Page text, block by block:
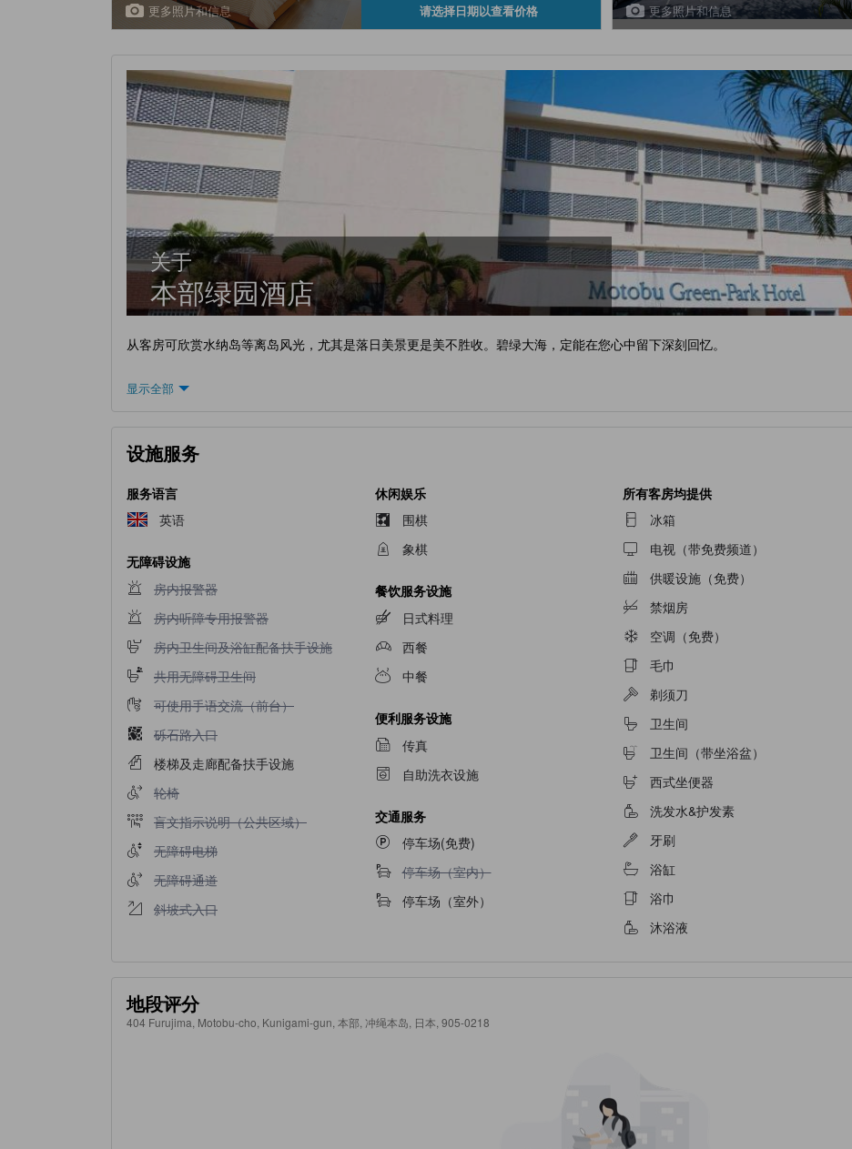
更多照片和信息 请选择日期以查看价格 更多照片和信息
关于
本部绿园酒店
从客房可欣赏水纳岛等离岛风光，尤其是落日美景更是美不胜收。碧绿大海，定能在您心中留下深刻回忆。
显示全部
设施服务
服务语言
英语
无障碍设施
不提供房内报警器
房内报警器
不提供房内听障专用报警器
房内听障专用报警器
不提供房内卫生间及浴缸配备扶手设施
房内卫生间及浴缸配备扶手设施
不提供共用无障碍卫生间
共用无障碍卫生间
不提供可使用手语交流（前台）
可使用手语交流（前台）
不提供砾石路入口
砾石路入口
楼梯及走廊配备扶手设施
不提供轮椅
轮椅
不提供盲文指示说明（公共区域）
盲文指示说明（公共区域）
不提供无障碍电梯
无障碍电梯
不提供无障碍通道
无障碍通道
不提供斜坡式入口
斜坡式入口
休闲娱乐
围棋
象棋
餐饮服务设施
日式料理
西餐
中餐
便利服务设施
传真
自助洗衣设施
交通服务
停车场(免费)
不提供停车场（室内）
停车场（室内）
停车场（室外）
所有客房均提供
冰箱
电视（带免费频道）
供暖设施（免费）
禁烟房
空调（免费）
毛巾
剃须刀
卫生间
卫生间（带坐浴盆）
西式坐便器
洗发水&护发素
牙刷
浴缸
浴巾
沐浴液
地段评分
404 Furujima, Motobu-cho, Kunigami-gun, 本部, 冲绳本岛, 日本, 905-0218